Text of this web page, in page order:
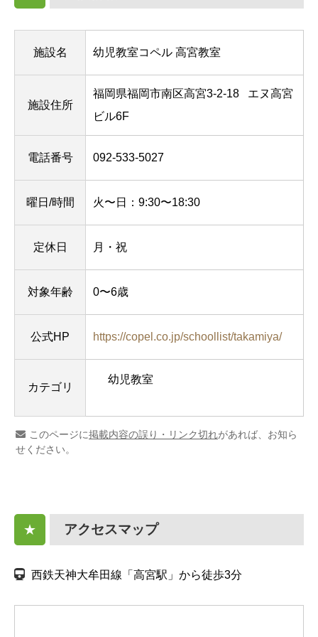
施設名 幼児教室コペル 高宮教室
施設住所
福岡県福岡市南区高宮3-2-18
エヌ高宮
ビル6F
電話番号 092-533-5027
曜日/時間 火〜日：9:30〜18:30
定休日 月・祝
対象年齢 0〜6歳
公式HP https://copel.co.jp/schoollist/takamiya/
カテゴリ
幼児教室
このページに掲載内容の誤り・リンク切れがあれば、お知ら
せください。
★ アクセスマップ
西鉄天神大牟田線「高宮駅」から徒歩3分